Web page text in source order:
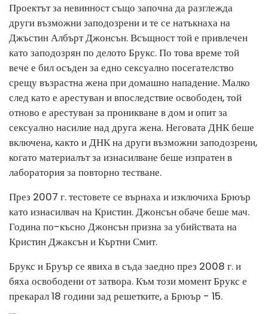
Проектът за невинност също започна да разглежда
други възможни заподозрени и те се натъкнаха на
Джъстин Албърт Джонсън. Всъщност той е привлечен
като заподозрян по делото Брукс. По това време той
вече е бил осъден за едно сексуално посегателство
срещу възрастна жена при домашно нападение. Малко
след като е арестуван и впоследствие освободен, той
отново е арестуван за проникване в дом и опит за
сексуално насилие над друга жена. Неговата ДНК беше
включена, както и ДНК на други възможни заподозрени,
когато материалът за изнасилване беше изпратен в
лаборатория за повторно тестване.
През 2007 г. тестовете се върнаха и изключиха Брюър
като изнасилвач на Кристин. Джонсън обаче беше мач.
Година по-късно Джонсън призна за убийствата на
Кристин Джаксън и Къртни Смит.
Брукс и Бруър се явиха в съда заедно през 2008 г. и
бяха освободени от затвора. Към този момент Брукс е
прекарал 18 години зад решетките, а Брюър - 15.